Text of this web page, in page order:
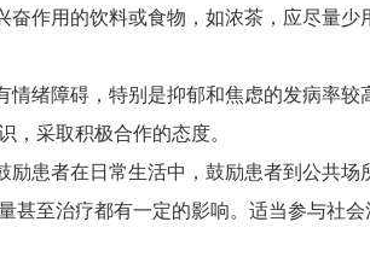
奋作用的饮料或食物，如浓茶，应尽量
情绪障碍，特别是抑郁和焦虑的发病率
，采取积极合作的态度。
励患者在日常生活中，鼓励患者到公共
甚至治疗都有一定的影响。适当参与社